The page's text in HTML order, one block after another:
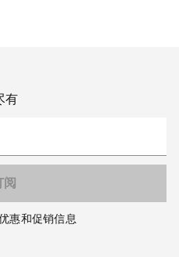
有
惠和促销信息